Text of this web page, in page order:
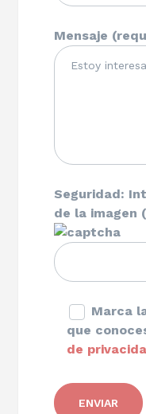
Mensaje
Seguridad:
de la imagen
Marca
que
de